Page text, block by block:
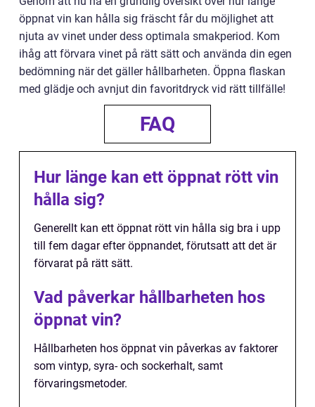
öppnat vin kan hålla sig fräscht får du möjlighet att
njuta av vinet under dess optimala smakperiod. Kom
ihåg att förvara vinet på rätt sätt och använda din egen
bedömning när det gäller hållbarheten. Öppna flaskan
med glädje och avnjut din favoritdryck vid rätt tillfälle!
FAQ
Hur länge kan ett öppnat rött vin
hålla sig?
Generellt kan ett öppnat rött vin hålla sig bra i upp
till fem dagar efter öppnandet, förutsatt att det är
förvarat på rätt sätt.
Vad påverkar hållbarheten hos
öppnat vin?
Hållbarheten hos öppnat vin påverkas av faktorer
som vintyp, syra- och sockerhalt, samt
förvaringsmetoder.